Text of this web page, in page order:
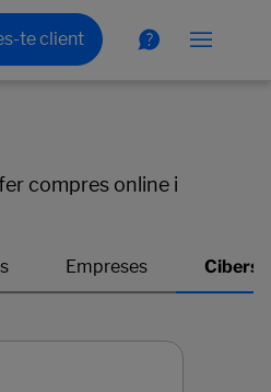
compres online i